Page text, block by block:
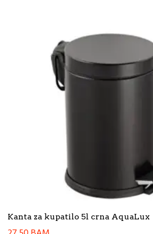
Kanta za kupatilo 5l crna AquaLux